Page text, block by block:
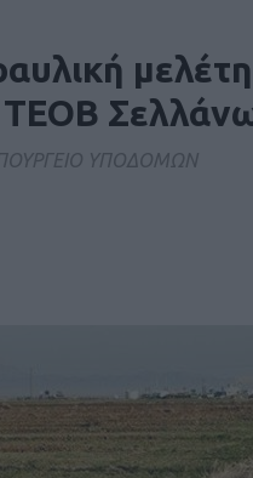
ΤΕΟΒ
ΥΠΟΔΟΜΩΝ